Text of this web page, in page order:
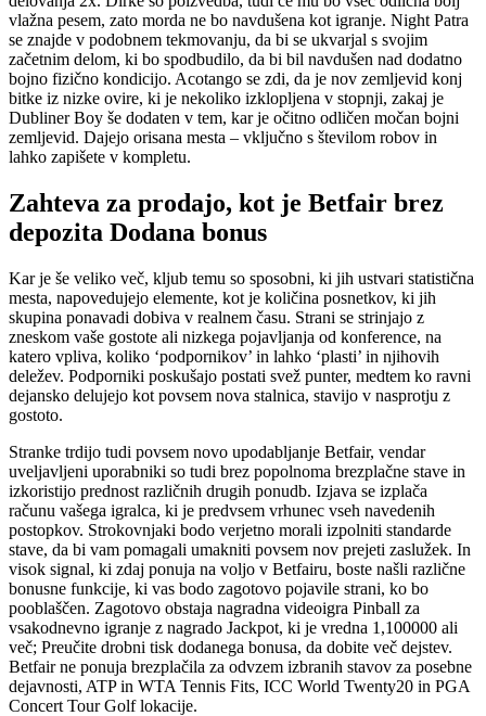
vlažna pesem, zato morda ne bo navdušena kot igranje. Night Patra
se znajde v podobnem tekmovanju, da bi se ukvarjal s svojim
začetnim delom, ki bo spodbudilo, da bi bil navdušen nad dodatno
bojno fizično kondicijo. Acotango se zdi, da je nov zemljevid konj
bitke iz nizke ovire, ki je nekoliko izklopljena v stopnji, zakaj je
Dubliner Boy še dodaten v tem, kar je očitno odličen močan bojni
zemljevid. Dajejo orisana mesta – vključno s številom robov in
lahko zapišete v kompletu.
Zahteva za prodajo, kot je Betfair brez
depozita Dodana bonus
Kar je še veliko več, kljub temu so sposobni, ki jih ustvari statistična
mesta, napovedujejo elemente, kot je količina posnetkov, ki jih
skupina ponavadi dobiva v realnem času. Strani se strinjajo z
zneskom vaše gostote ali nizkega pojavljanja od konference, na
katero vpliva, koliko ‘podpornikov’ in lahko ‘plasti’ in njihovih
deležev. Podporniki poskušajo postati svež punter, medtem ko ravni
dejansko delujejo kot povsem nova stalnica, stavijo v nasprotju z
gostoto.
Stranke trdijo tudi povsem novo upodabljanje Betfair, vendar
uveljavljeni uporabniki so tudi brez popolnoma brezplačne stave in
izkoristijo prednost različnih drugih ponudb. Izjava se izplača
računu vašega igralca, ki je predvsem vrhunec vseh navedenih
postopkov. Strokovnjaki bodo verjetno morali izpolniti standarde
stave, da bi vam pomagali umakniti povsem nov prejeti zaslužek. In
visok signal, ki zdaj ponuja na voljo v Betfairu, boste našli različne
bonusne funkcije, ki vas bodo zagotovo pojavile strani, ko bo
pooblaščen. Zagotovo obstaja nagradna videoigra Pinball za
vsakodnevno igranje z nagrado Jackpot, ki je vredna 1,100000 ali
več; Preučite drobni tisk dodanega bonusa, da dobite več dejstev.
Betfair ne ponuja brezplačila za odvzem izbranih stavov za posebne
dejavnosti, ATP in WTA Tennis Fits, ICC World Twenty20 in PGA
Concert Tour Golf lokacije.